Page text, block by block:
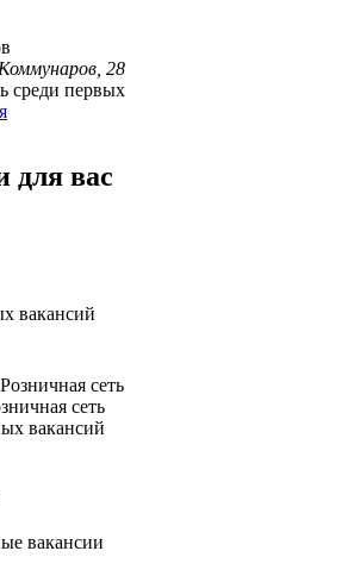
28
среди первых
для вас
вакансий
сеть
вакансий
вакансии